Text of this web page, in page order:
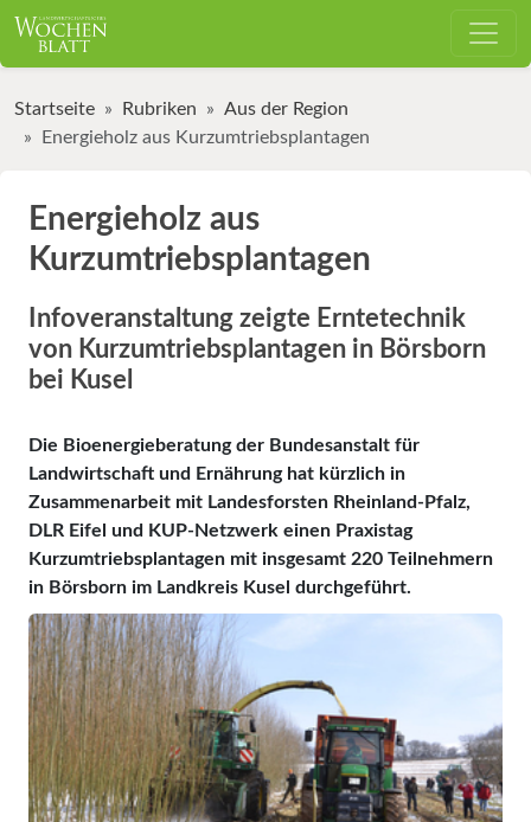
Startseite Rubriken
Aus der Region
Energieholz aus Kurzumtriebsplantagen
Energieholz aus
Kurzumtriebsplantagen
Infoveranstaltung zeigte Erntetechnik
von Kurzumtriebsplantagen in Börsborn
bei Kusel
Die Bioenergieberatung der Bundesanstalt für
Landwirtschaft und Ernährung hat kürzlich in
Zusammenarbeit mit Landesforsten Rheinland-Pfalz,
DLR Eifel und KUP-Netzwerk einen Praxistag
Kurzumtriebsplantagen mit insgesamt 220 Teilnehmern
in Börsborn im Landkreis Kusel durchgeführt.